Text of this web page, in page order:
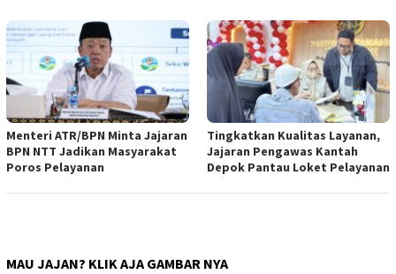
Menteri ATR/BPN Minta Jajaran
BPN NTT Jadikan Masyarakat
Poros Pelayanan
Tingkatkan Kualitas Layanan,
Jajaran Pengawas Kantah
Depok Pantau Loket Pelayanan
MAU JAJAN? KLIK AJA GAMBAR NYA